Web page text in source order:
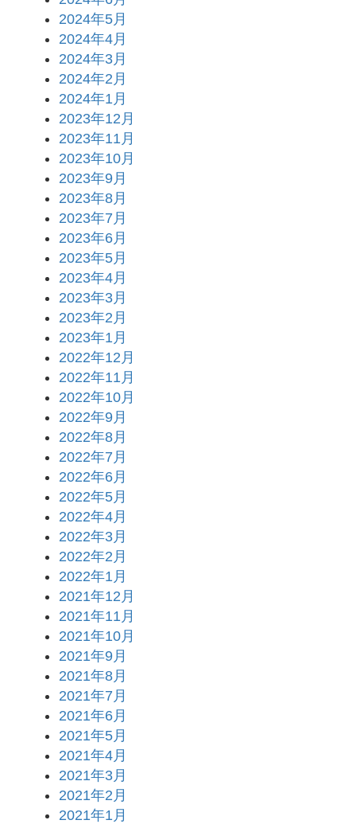
2024年5月
2024年4月
2024年3月
2024年2月
2024年1月
2023年12月
2023年11月
2023年10月
2023年9月
2023年8月
2023年7月
2023年6月
2023年5月
2023年4月
2023年3月
2023年2月
2023年1月
2022年12月
2022年11月
2022年10月
2022年9月
2022年8月
2022年7月
2022年6月
2022年5月
2022年4月
2022年3月
2022年2月
2022年1月
2021年12月
2021年11月
2021年10月
2021年9月
2021年8月
2021年7月
2021年6月
2021年5月
2021年4月
2021年3月
2021年2月
2021年1月